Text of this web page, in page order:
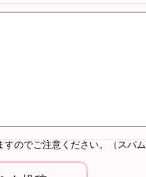
のでご注意ください。（スパム